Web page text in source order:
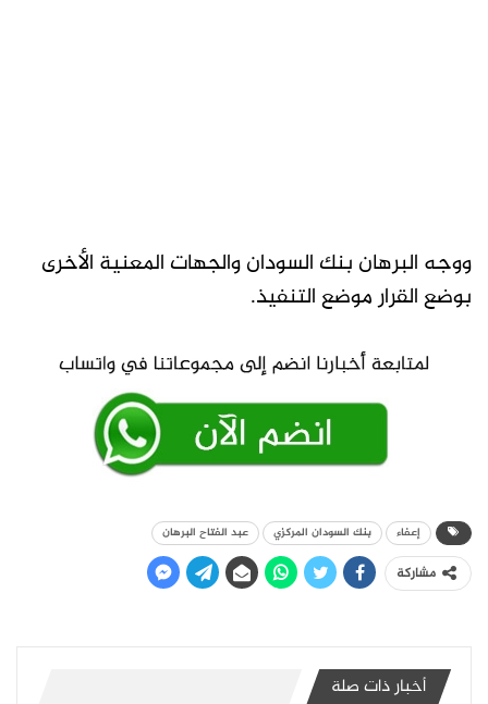
ووجه البرهان بنك السودان والجهات المعنية الأخرى
بوضع القرار موضع التنفيذ.
إعفاء بنك السودان المركزي عبد الفتاح البرهان
مشاركة
أخبار ذات صلة